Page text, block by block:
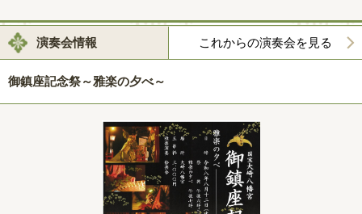
演奏会情報 これからの演奏会を見る
御鎮座記念祭～雅楽の夕べ～